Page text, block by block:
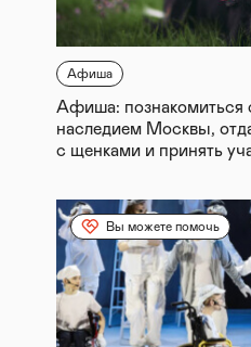
Афиша
Афиша: познакомиться
наследием Москвы,
с щенками и принять
Вы можете помочь